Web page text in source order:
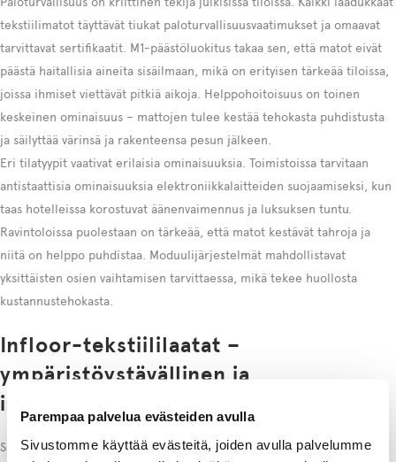
Parempaa palvelua evästeiden avulla
Sivustomme käyttää evästeitä, joiden avulla palvelumme
tekstiilimatot täyttävät tiukat paloturvallisuusvaatimukset ja omaavat
tarvittavat sertifikaatit. M1-päästöluokitus takaa sen, että matot eivät
päästä haitallisia aineita sisäilmaan, mikä on erityisen tärkeää tiloissa,
joissa ihmiset viettävät pitkiä aikoja. Helppohoitoisuus on toinen
keskeinen ominaisuus – mattojen tulee kestää tehokasta puhdistusta
ja säilyttää värinsä ja rakenteensa pesun jälkeen.
Eri tilatyypit vaativat erilaisia ominaisuuksia. Toimistoissa tarvitaan
antistaattisia ominaisuuksia elektroniikkalaitteiden suojaamiseksi, kun
taas hotelleissa korostuvat äänenvaimennus ja luksuksen tuntu.
Ravintoloissa puolestaan on tärkeää, että matot kestävät tahroja ja
niitä on helppo puhdistaa. Moduulijärjestelmät mahdollistavat
yksittäisten osien vaihtamisen tarvittaessa, mikä tekee huollosta
kustannustehokasta.
Infloor-tekstiililaatat –
ympäristöystävällinen ja
innovatiivinen ratkaisu
Saksalainen Infloor on toiminut mattoteollisuudessa jo 140 vuotta ja